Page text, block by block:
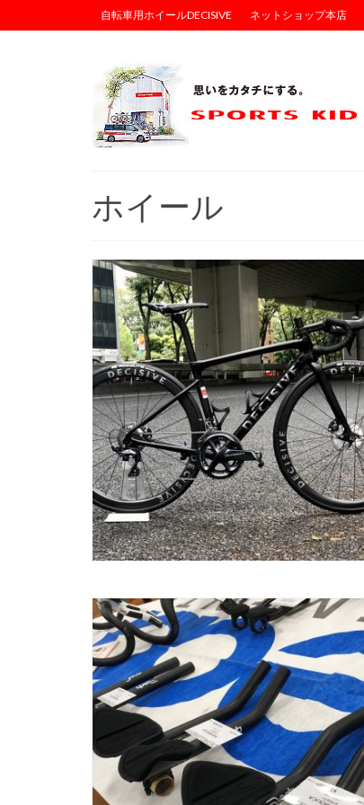
自転車用ホイールDECISIVE ネットショップ本店
ホイール